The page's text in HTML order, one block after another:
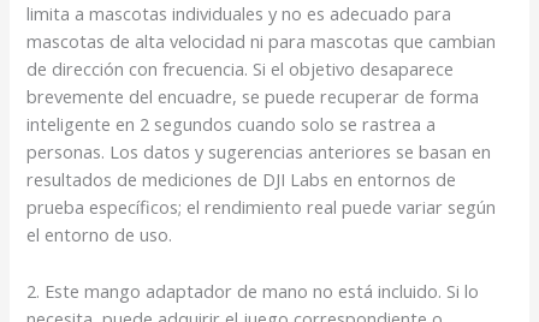
limita a mascotas individuales y no es adecuado para
mascotas de alta velocidad ni para mascotas que cambian
de dirección con frecuencia. Si el objetivo desaparece
brevemente del encuadre, se puede recuperar de forma
inteligente en 2 segundos cuando solo se rastrea a
personas. Los datos y sugerencias anteriores se basan en
resultados de mediciones de DJI Labs en entornos de
prueba específicos; el rendimiento real puede variar según
el entorno de uso.
2. Este mango adaptador de mano no está incluido. Si lo